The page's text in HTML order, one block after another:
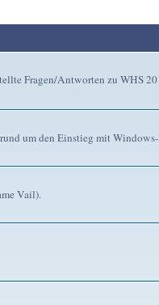
Fragen/Antworten zu WHS
um den Einstieg mit
Vail).